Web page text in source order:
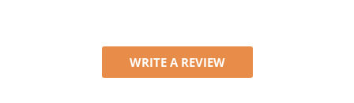
WRITE A REVIEW